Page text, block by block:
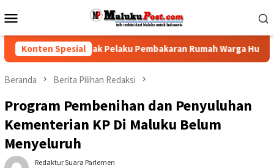
ke
Mobile
Konten Spesial
Desak Polisi Tindak Pelaku Pembakaran Rumah Warga Hunuth
Beranda Berita Pilihan Redaksi
Program Pembenihan dan Penyuluhan
Kementerian KP Di Maluku Belum
Menyeluruh
Redaktur Suara Parlemen